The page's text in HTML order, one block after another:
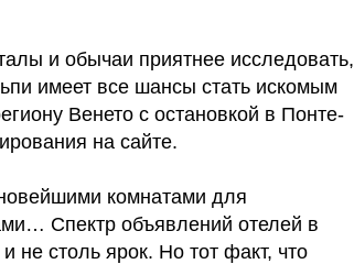
и обычаи приятнее исследовать,
имеет все шансы стать искомым
Венето с остановкой в Понте-
на сайте.
комнатами для
Спектр объявлений отелей в
столь ярок. Но тот факт, что